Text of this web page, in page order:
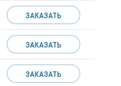
ЗАКАЗАТЬ
ЗАКАЗАТЬ
ЗАКАЗАТЬ